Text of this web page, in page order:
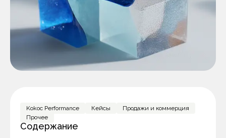
Kokoc Performance Кейсы
Продажи и коммерция
Прочее
Содержание